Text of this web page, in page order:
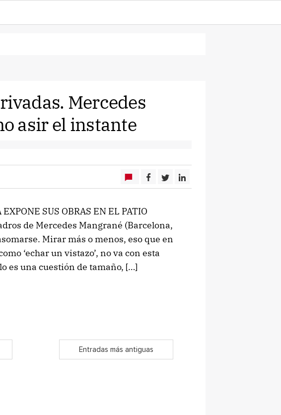
Mercedes
asir el instante
SUS OBRAS EN EL PATIO
de Mercedes Mangrané (Barcelona,
Mirar más o menos, eso que en
‘echar un vistazo’, no va con esta
es una cuestión de tamaño, […]
Entradas más antiguas